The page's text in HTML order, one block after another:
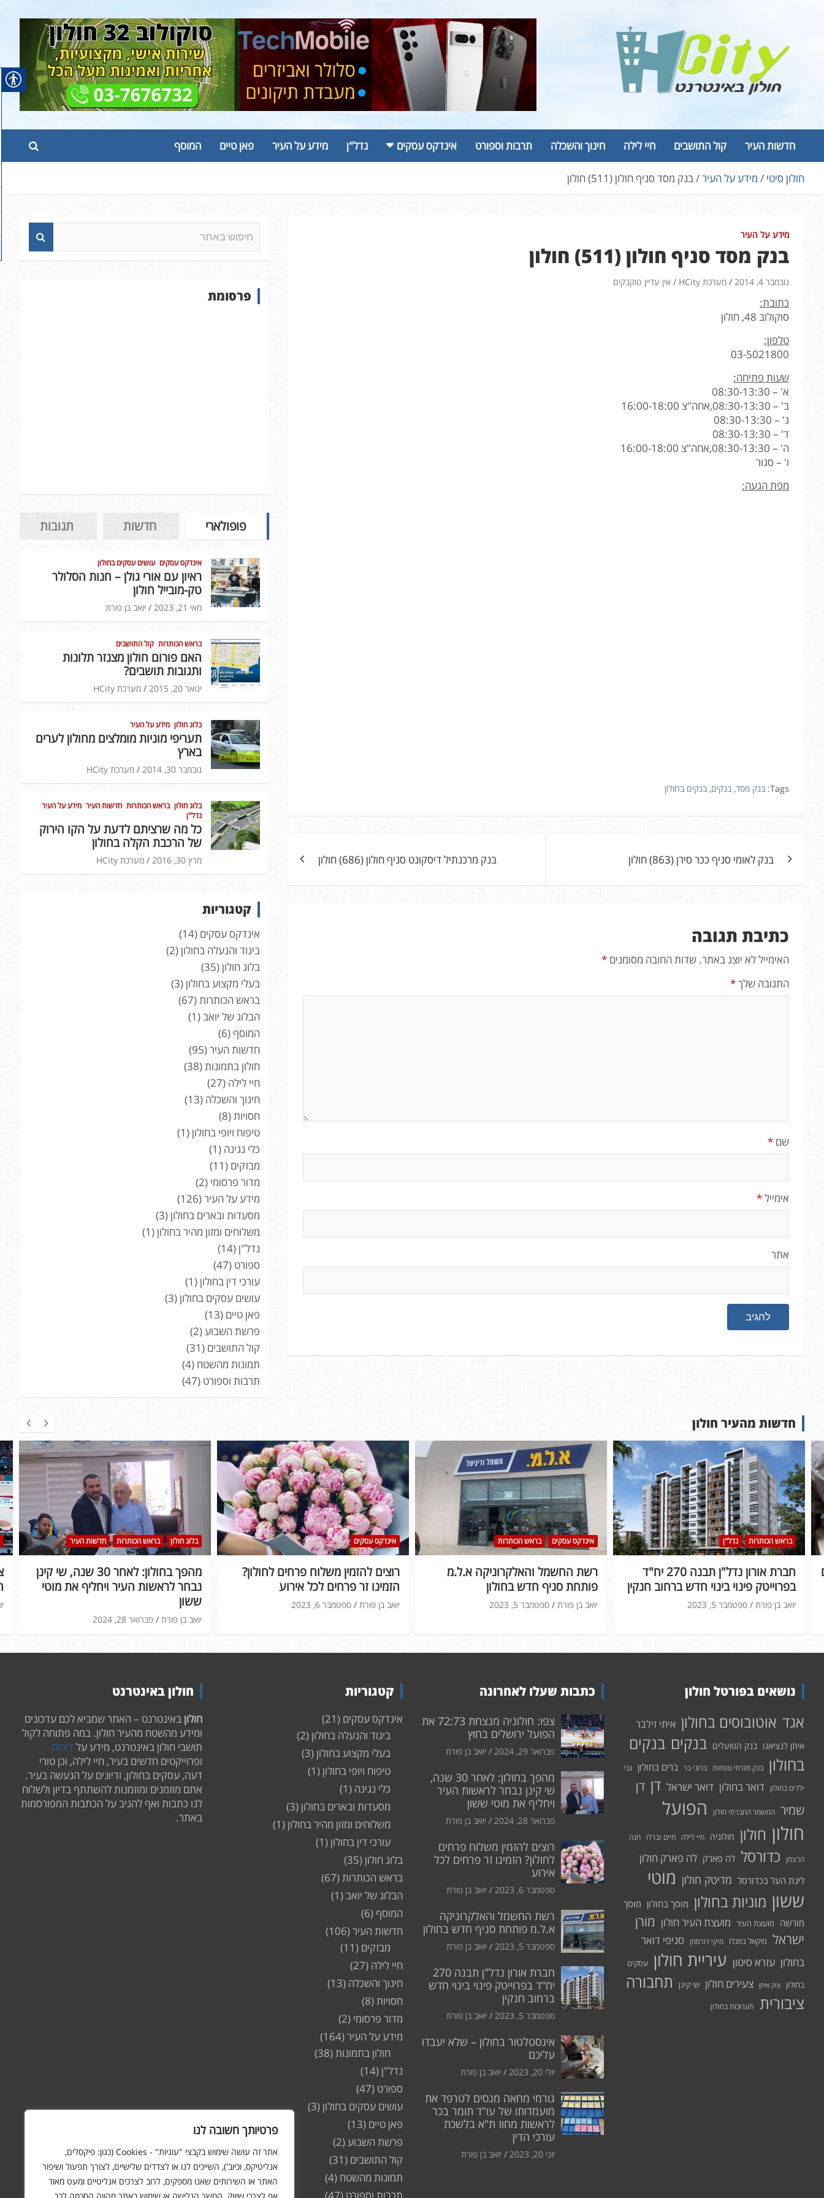
פרטיותך חשובה לנו
אתר זה עושה שימוש בקבצי "עוגיות" - Cookies (כגון: פיקסלים,
אנליטיקס, וכיוב'), השייכים לנו או לצדדים שלישיים, לצורך תפעול ושיפור
האתר או השירותים שאנו מספקים, לרוב לצרכים אנליטיים ומעט מאוד
חדשות העיר קול התושבים חיי לילה חינוך והשכלה תרבות וספורט אינדקס עסקים נדל"ן מידע על העיר פאן טיים המוסף
חולון סיטי מידע על העיר בנק מסד סניף חולון (511) חולון
מידע על העיר
בנק מסד סניף חולון (511) חולון
נובמבר 4, 2014 מערכת HCity אין עדיין טוקבקים
כתובת:
סוקולוב 48, חולון
טלפון:
03-5021800
שעות פתיחה:
א' – 08:30-13:30
ב' – 08:30-13:30,אחה"צ 16:00-18:00
ג' – 08:30-13:30
ד' – 08:30-13:30
ה' – 08:30-13:30,אחה"צ 16:00-18:00
ו' – סגור
מפת הגעה:
Tags: בנק מסד, בנקים, בנקים בחולון
בנק לאומי סניף ככר סירן (863) חולון בנק מרכנתיל דיסקונט סניף חולון (686) חולון
כתיבת תגובה
האימייל לא יוצג באתר. שדות החובה מסומנים *
התגובה שלך*
שם *
אימייל*
אתר
פ
ש
פרסומת
פופולארי חדשות תגובות
אינדקס עסקים עושים עסקים בחולון
ראיון עם אורי גולן – חנות הסלולר
טק-מובייל חולון
מאי 21, 2023 יואב בן פורת
בראש הכותרות קול התושבים
האם פורום חולון מצנזר תלונות
ותגובות תושבים?
ינואר 20, 2015 מערכת HCity
בלוג חולון מידע על העיר
תעריפי מוניות מומלצים מחולון לערים
בארץ
נובמבר 30, 2014 מערכת HCity
בלוג חולון בראש הכותרות חדשות העיר מידע על העיר
נדל"ן
כל מה שרציתם לדעת על הקו הירוק
של הרכבת הקלה בחולון
מרץ 30, 2016 מערכת HCity
קטגוריות
אינדקס עסקים (14)
ביגוד והנעלה בחולון(2)
בלוג חולון(35)
בעלי מקצוע בחולון(3)
בראש הכותרות (67)
הבלוג של יואב (1)
המוסף(6)
חדשות העיר(95)
חולון בתמונות (38)
חיי לילה (27)
חינוך והשכלה (13)
חסויות (8)
טיפוח ויופי בחולון(1)
כלי נגינה (1)
מבזקים (11)
מדור פרסומי (2)
מידע על העיר(126)
מסעדות ובארים בחולון(3)
משלוחים ומזון מהיר בחולון(1)
נדל"ן(14)
ספורט (47)
עורכי דין בחולון(1)
עושים עסקים בחולון(3)
פאן טיים (13)
פרשת השבוע (2)
קול התושבים (31)
תמונות מהשטח (4)
תרבות וספורט (47)
חדשות מהעיר חולון
בלוג חולון בראש הכותרות חדשות העיר
מהפך בחולון: לאחר 30 שנה, שי קינן
נבחר לראשות העיר ויחליף את מוטי
ששון
פברואר 28, 2024 יואב בן פורת
אינדקס עסקים
רוצים להזמין משלוח פרחים לחולון?
הזמינו זר פרחים לכל אירוע
ספטמבר 6, 2023 יואב בן פורת
אינדקס עסקים בראש הכותרות
רשת החשמל והאלקרוניקה א.ל.מ
פותחת סניף חדש בחולון
ספטמבר 5, 2023 יואב בן פורת
בראש הכותרות נדל"ן
חברת אורון נדל"ן תבנה 270 יח"ד
בפרוייטק פינוי בינוי חדש ברחוב חנקין
ספטמבר 5, 2023 יואב בן פורת
נושאים בפורטל חולון
אגד אוטובוסים בחולון איתי זילבר
איתן לנציאנו בנק הפועלים בנקים בנקים
בחולון בנק מזרחי טפחות ברוני בר ברים בחולון גני
ילדים בחולון דואר בחולון דואר ישראל דן דן
שמיר המשמר החברתי חולון
הפועל
חולון חולון חולוניה חיי לילה חיים זברלו חנה
הרצמן כדורסל לה פארק לה פארק חולון
ליגת העל בכדורסל מדיטק חולון מוטי
ששון מוניות בחולון מוסך בחולון מוסך
מורשה
מועצת העיר מועצת העיר חולון מורן
ישראל מיקאל בוזגלו מיקי דורסמן סניפי דואר
בחולון עזרא סיטון עיריית חולון עסקים
בחולון
צוק איתן צעירים חולון שי קינן
תחבורה
ציבורית
תערוכות בחולון
כתבות שעלו לאחרונה
צפו: חולוניה מנצחת 72:73 את
הפועל ירושלים בחוץ
פברואר 29, 2024 יואב בן פורת
מהפך בחולון: לאחר 30 שנה,
שי קינן נבחר לראשות העיר
ויחליף את מוטי ששון
פברואר 28, 2024 יואב בן פורת
רוצים להזמין משלוח פרחים
לחולון? הזמינו זר פרחים לכל
אירוע
ספטמבר 6, 2023 יואב בן פורת
רשת החשמל והאלקרוניקה
א.ל.מ פותחת סניף חדש בחולון
ספטמבר 5, 2023 יואב בן פורת
חברת אורון נדל"ן תבנה 270
יח"ד בפרוייטק פינוי בינוי חדש
ברחוב חנקין
ספטמבר 5, 2023 יואב בן פורת
אינסטלטור בחולון – שלא יעבדו
עליכם
יולי 20, 2023 יואב בן פורת
גורמי מחאה מנסים לטרפד את
מועמדותו של עו"ד תומר בכר
לראשות מחוז ת"א בלשכת
עורכי הדין
יוני 20, 2023 יואב בן פורת
קטגוריות
אינדקס עסקים (21)
ביגוד והנעלה בחולון(2)
בעלי מקצוע בחולון(3)
טיפוח ויופי בחולון(1)
כלי נגינה (1)
מסעדות ובארים בחולון(3)
משלוחים ומזון מהיר בחולון(1)
עורכי דין בחולון(1)
בלוג חולון(35)
בראש הכותרות(67)
הבלוג של יואב (1)
המוסף(6)
חדשות העיר(106)
מבזקים (11)
חיי לילה (27)
חינוך והשכלה (13)
חסויות(8)
מדור פרסומי (2)
מידע על העיר(164)
חולון בתמונות(38)
נדל"ן(14)
ספורט (47)
עושים עסקים בחולון(3)
פאן טיים (13)
פרשת השבוע(2)
קול התושבים (31)
תמונות מהשטח (4)
חולון באינטרנט
חולוןבאינטרנט – האתר שמביא לכם עדכונים
ומידע מהשטח מהעיר חולון. במה פתוחה לקול
תושבי חולון באינטרנט, מידע על דירות
ופרוייקטים חדשים בעיר, חיי לילה, וכן טורי
דעה, עסקים בחולון, ודיונים על הנעשה בעיר.
אתם מוזמנים ומוזמנות להשתתף בדיון ולשלוח
לנו כתבות ואף להגיב על הכתבות המפורסמות
באתר.